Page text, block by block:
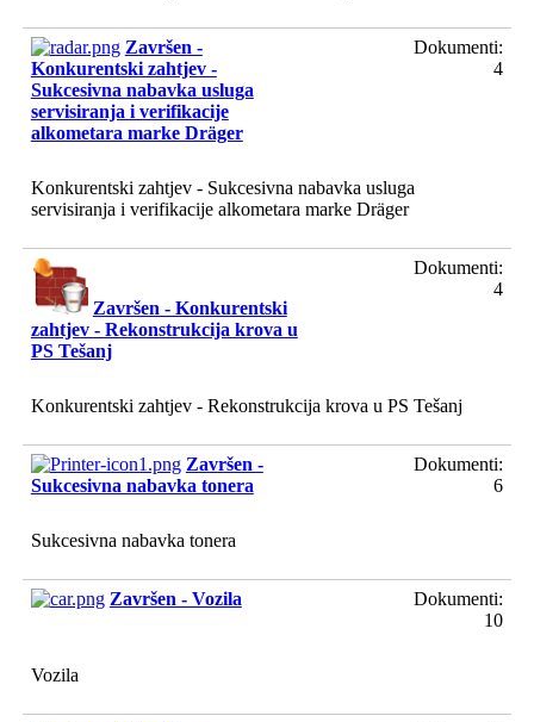
Završen -
Konkurentski zahtjev -
Sukcesivna nabavka usluga
servisiranja i verifikacije
alkometara marke Dräger
Dokumenti:
4
Konkurentski zahtjev - Sukcesivna nabavka usluga
servisiranja i verifikacije alkometara marke Dräger
Završen - Konkurentski
zahtjev - Rekonstrukcija krova u
PS Tešanj
Dokumenti:
4
Konkurentski zahtjev - Rekonstrukcija krova u PS Tešanj
Završen -
Sukcesivna nabavka tonera
Dokumenti:
6
Sukcesivna nabavka tonera
Završen - Vozila
Dokumenti:
10
Vozila